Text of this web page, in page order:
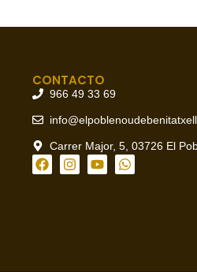
CONTACTO
966 49 33 69
Carrer Major, 5, 03726 El